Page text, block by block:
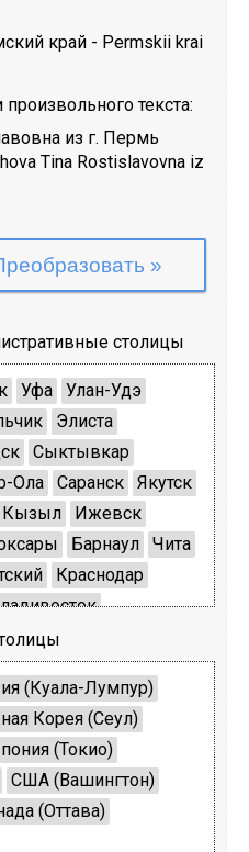
край - Permskii krai
текста:
из г. Пермь
Tina Rostislavovna iz
столицы
Уфа
Улан-Удэ
Элиста
Сыктывкар
Ола Саранск
Якутск
Кызыл
Ижевск
Барнаул
Чита
Краснодар
Благовещенск
Белгород
Брянск
Вологда
Воронеж
Калуга
Курган
Магадан
Москва
(Куала-Лумпур)
Корея (Сеул)
(Токио)
США (Вашингтон)
(Оттава)